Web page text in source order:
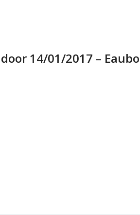
14/01/2017 –